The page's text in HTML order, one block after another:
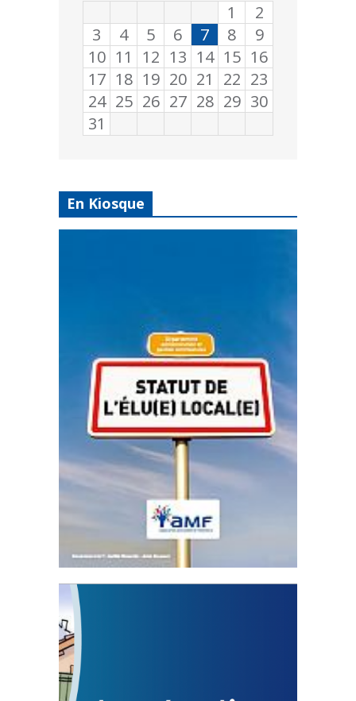
1
2
3
4 5 6 7 8
9
10 11 12 13 14 15 16
17 18 19 20 21 22 23
24 25 26 27 28 29 30
31
En Kiosque
Statut de l’élu local
3 avril 2024
Mise à jour avril 2024
FEUILLETER